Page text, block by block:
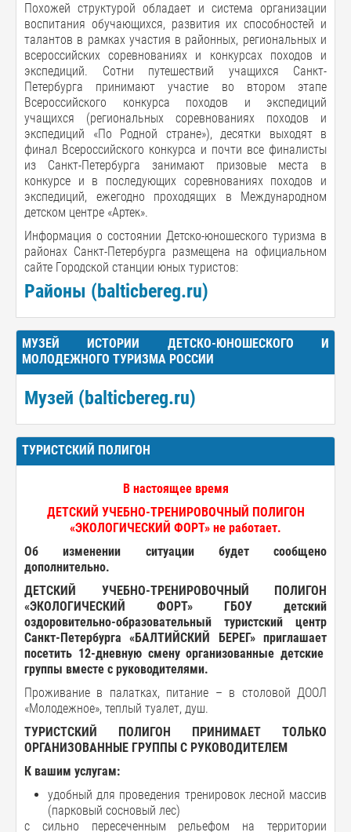
Похожей структурой обладает и система организации
воспитания обучающихся, развития их способностей и
талантов в рамках участия в районных, региональных и
всероссийских соревнованиях и конкурсах походов и
экспедиций. Сотни путешествий учащихся Санкт-
Петербурга принимают участие во втором этапе
Всероссийского конкурса походов и экспедиций
учащихся (региональных соревнованиях походов и
экспедиций «По Родной стране»), десятки выходят в
финал Всероссийского конкурса и почти все финалисты
из Санкт-Петербурга занимают призовые места в
конкурсе и в последующих соревнованиях походов и
экспедиций, ежегодно проходящих в Международном
детском центре «Артек».
Информация о состоянии Детско-юношеского туризма в
районах Санкт-Петербурга размещена на официальном
сайте Городской станции юных туристов:
Районы (balticbereg.ru)
МУЗЕЙ ИСТОРИИ ДЕТСКО-ЮНОШЕСКОГО И
МОЛОДЕЖНОГО ТУРИЗМА РОССИИ
Музей (balticbereg.ru)
ТУРИСТСКИЙ ПОЛИГОН
В настоящее время
ДЕТСКИЙ УЧЕБНО-ТРЕНИРОВОЧНЫЙ ПОЛИГОН
«ЭКОЛОГИЧЕСКИЙ ФОРТ» не работает.
Об изменении ситуации будет сообщено
дополнительно.
ДЕТСКИЙ УЧЕБНО-ТРЕНИРОВОЧНЫЙ ПОЛИГОН
«ЭКОЛОГИЧЕСКИЙ ФОРТ» ГБОУ детский
оздоровительно-образовательный туристский
центр
Санкт-Петербурга «БАЛТИЙСКИЙ БЕРЕГ»приглашает
посетить 12-дневную смену организованные детские
группы вместе с руководителями.
Проживание в палатках, питание – в столовой ДООЛ
«Молодежное», теплый туалет, душ.
ТУРИСТСКИЙ ПОЛИГОН ПРИНИМАЕТ ТОЛЬКО
ОРГАНИЗОВАННЫЕ ГРУППЫ С РУКОВОДИТЕЛЕМ
К вашим услугам:
удобный для проведения тренировок лесной массив
(парковый сосновый лес)
с сильно пересеченным рельефом на территории